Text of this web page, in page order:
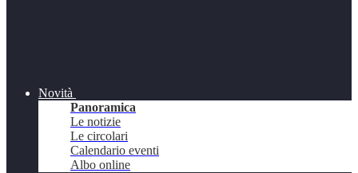
Novità
Panoramica
Le notizie
Le circolari
Calendario eventi
Albo online